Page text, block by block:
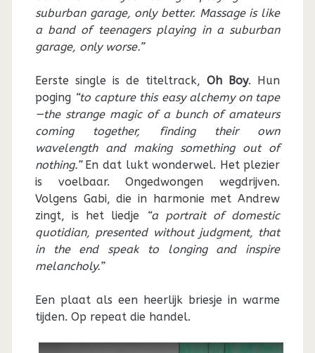
suburban garage, only better. Massage is like
a band of teenagers playing in a suburban
garage, only worse.”
Eerste single is de titeltrack,Oh Boy. Hun
poging “to capture this easy alchemy on tape
—the strange magic of a bunch of amateurs
coming together, finding their own
wavelength and making something out of
nothing.”En dat lukt wonderwel. Het plezier
is voelbaar. Ongedwongen wegdrijven.
Volgens Gabi, die in harmonie met Andrew
zingt, is het liedje“a portrait of domestic
quotidian, presented without judgment, that
in the end speak to longing and inspire
melancholy.”
Een plaat als een heerlijk briesje in warme
tijden. Op repeat die handel.